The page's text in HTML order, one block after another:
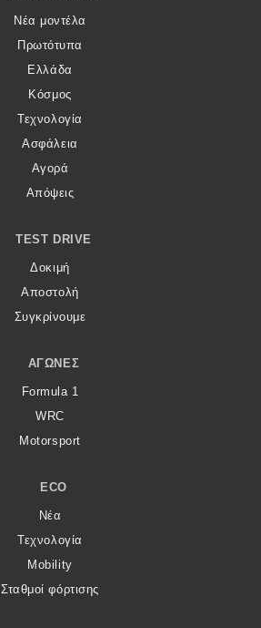
Νέα μοντέλα
Πρωτότυπα
Ελλάδα
Κόσμος
Τεχνολογία
Ασφάλεια
Αγορά
Απόψεις
TEST DRIVE
Δοκιμή
Αποστολή
Συγκρίνουμε
ΑΓΏΝΕΣ
Formula 1
WRC
Motorsport
ECO
Νέα
Τεχνολογία
Mobility
Σταθμοί φόρτισης